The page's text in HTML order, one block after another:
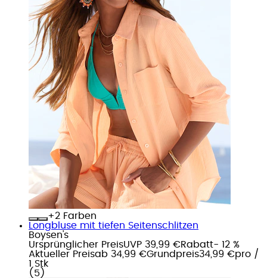
+
Farben
Longbluse mit tiefen Seitenschlitzen
Boysen's
Ursprünglicher PreisUVP 39,99 €Rabatt- 12 %
Aktueller Preisab 34,99 €Grundpreis34,99 €pro /
1 Stk
( 5 )